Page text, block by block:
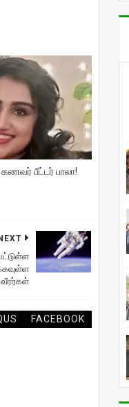
பீட்டர் பாலா!
வீரர்கள்
FACEBOOK